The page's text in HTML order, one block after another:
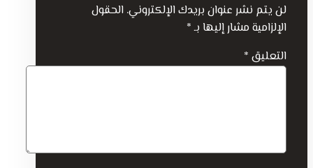
لن يتم نشر عنوان بريدك الإلكتروني. الحقول
الإلزامية مشار إليها بـ*
التعليق *